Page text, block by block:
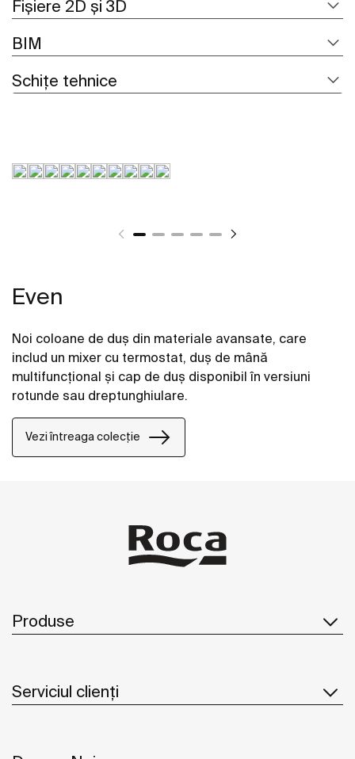
Fișiere 2D și 3D
BIM
Schițe tehnice
Even
Noi coloane de duș din materiale avansate, care
includ un mixer cu termostat, duș de mână
multifuncțional și cap de duș disponibil în versiuni
rotunde sau dreptunghiulare.
Vezi întreaga colecție
Produse
Serviciul clienți